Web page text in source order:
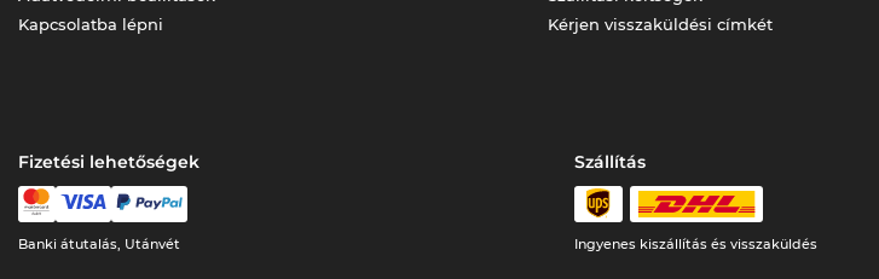
Kapcsolatba lépni
Kérjen visszaküldési címkét
Fizetési lehetőségek
Banki átutalás, Utánvét
Szállítás
Ingyenes kiszállítás és visszaküldés